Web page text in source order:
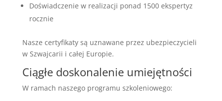
Doświadczenie w realizacji ponad 1500 ekspertyz
rocznie
Nasze certyfikaty są uznawane przez ubezpieczycieli
w Szwajcarii i całej Europie.
Ciągłe doskonalenie umiejętności
W ramach naszego programu szkoleniowego: